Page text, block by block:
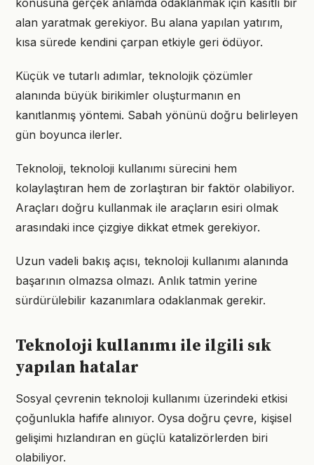
konusuna gerçek anlamda odaklanmak için kasıtlı bir
alan yaratmak gerekiyor. Bu alana yapılan yatırım,
kısa sürede kendini çarpan etkiyle geri ödüyor.
Küçük ve tutarlı adımlar, teknolojik çözümler
alanında büyük birikimler oluşturmanın en
kanıtlanmış yöntemi. Sabah yönünü doğru belirleyen
gün boyunca ilerler.
Teknoloji, teknoloji kullanımı sürecini hem
kolaylaştıran hem de zorlaştıran bir faktör olabiliyor.
Araçları doğru kullanmak ile araçların esiri olmak
arasındaki ince çizgiye dikkat etmek gerekiyor.
Uzun vadeli bakış açısı, teknoloji kullanımı alanında
başarının olmazsa olmazı. Anlık tatmin yerine
sürdürülebilir kazanımlara odaklanmak gerekir.
Teknoloji kullanımı ile ilgili sık
yapılan hatalar
Sosyal çevrenin teknoloji kullanımı üzerindeki etkisi
çoğunlukla hafife alınıyor. Oysa doğru çevre, kişisel
gelişimi hızlandıran en güçlü katalizörlerden biri
olabiliyor.